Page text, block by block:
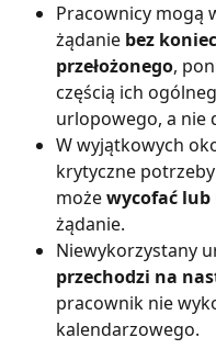
Pracownicy mogą
żądanie bez
przełożonego,
częścią ich
urlopowego, a nie
W wyjątkowych
krytyczne
może wycofać
żądanie.
Niewykorzystany
przechodzi na
pracownik nie
kalendarzowego.